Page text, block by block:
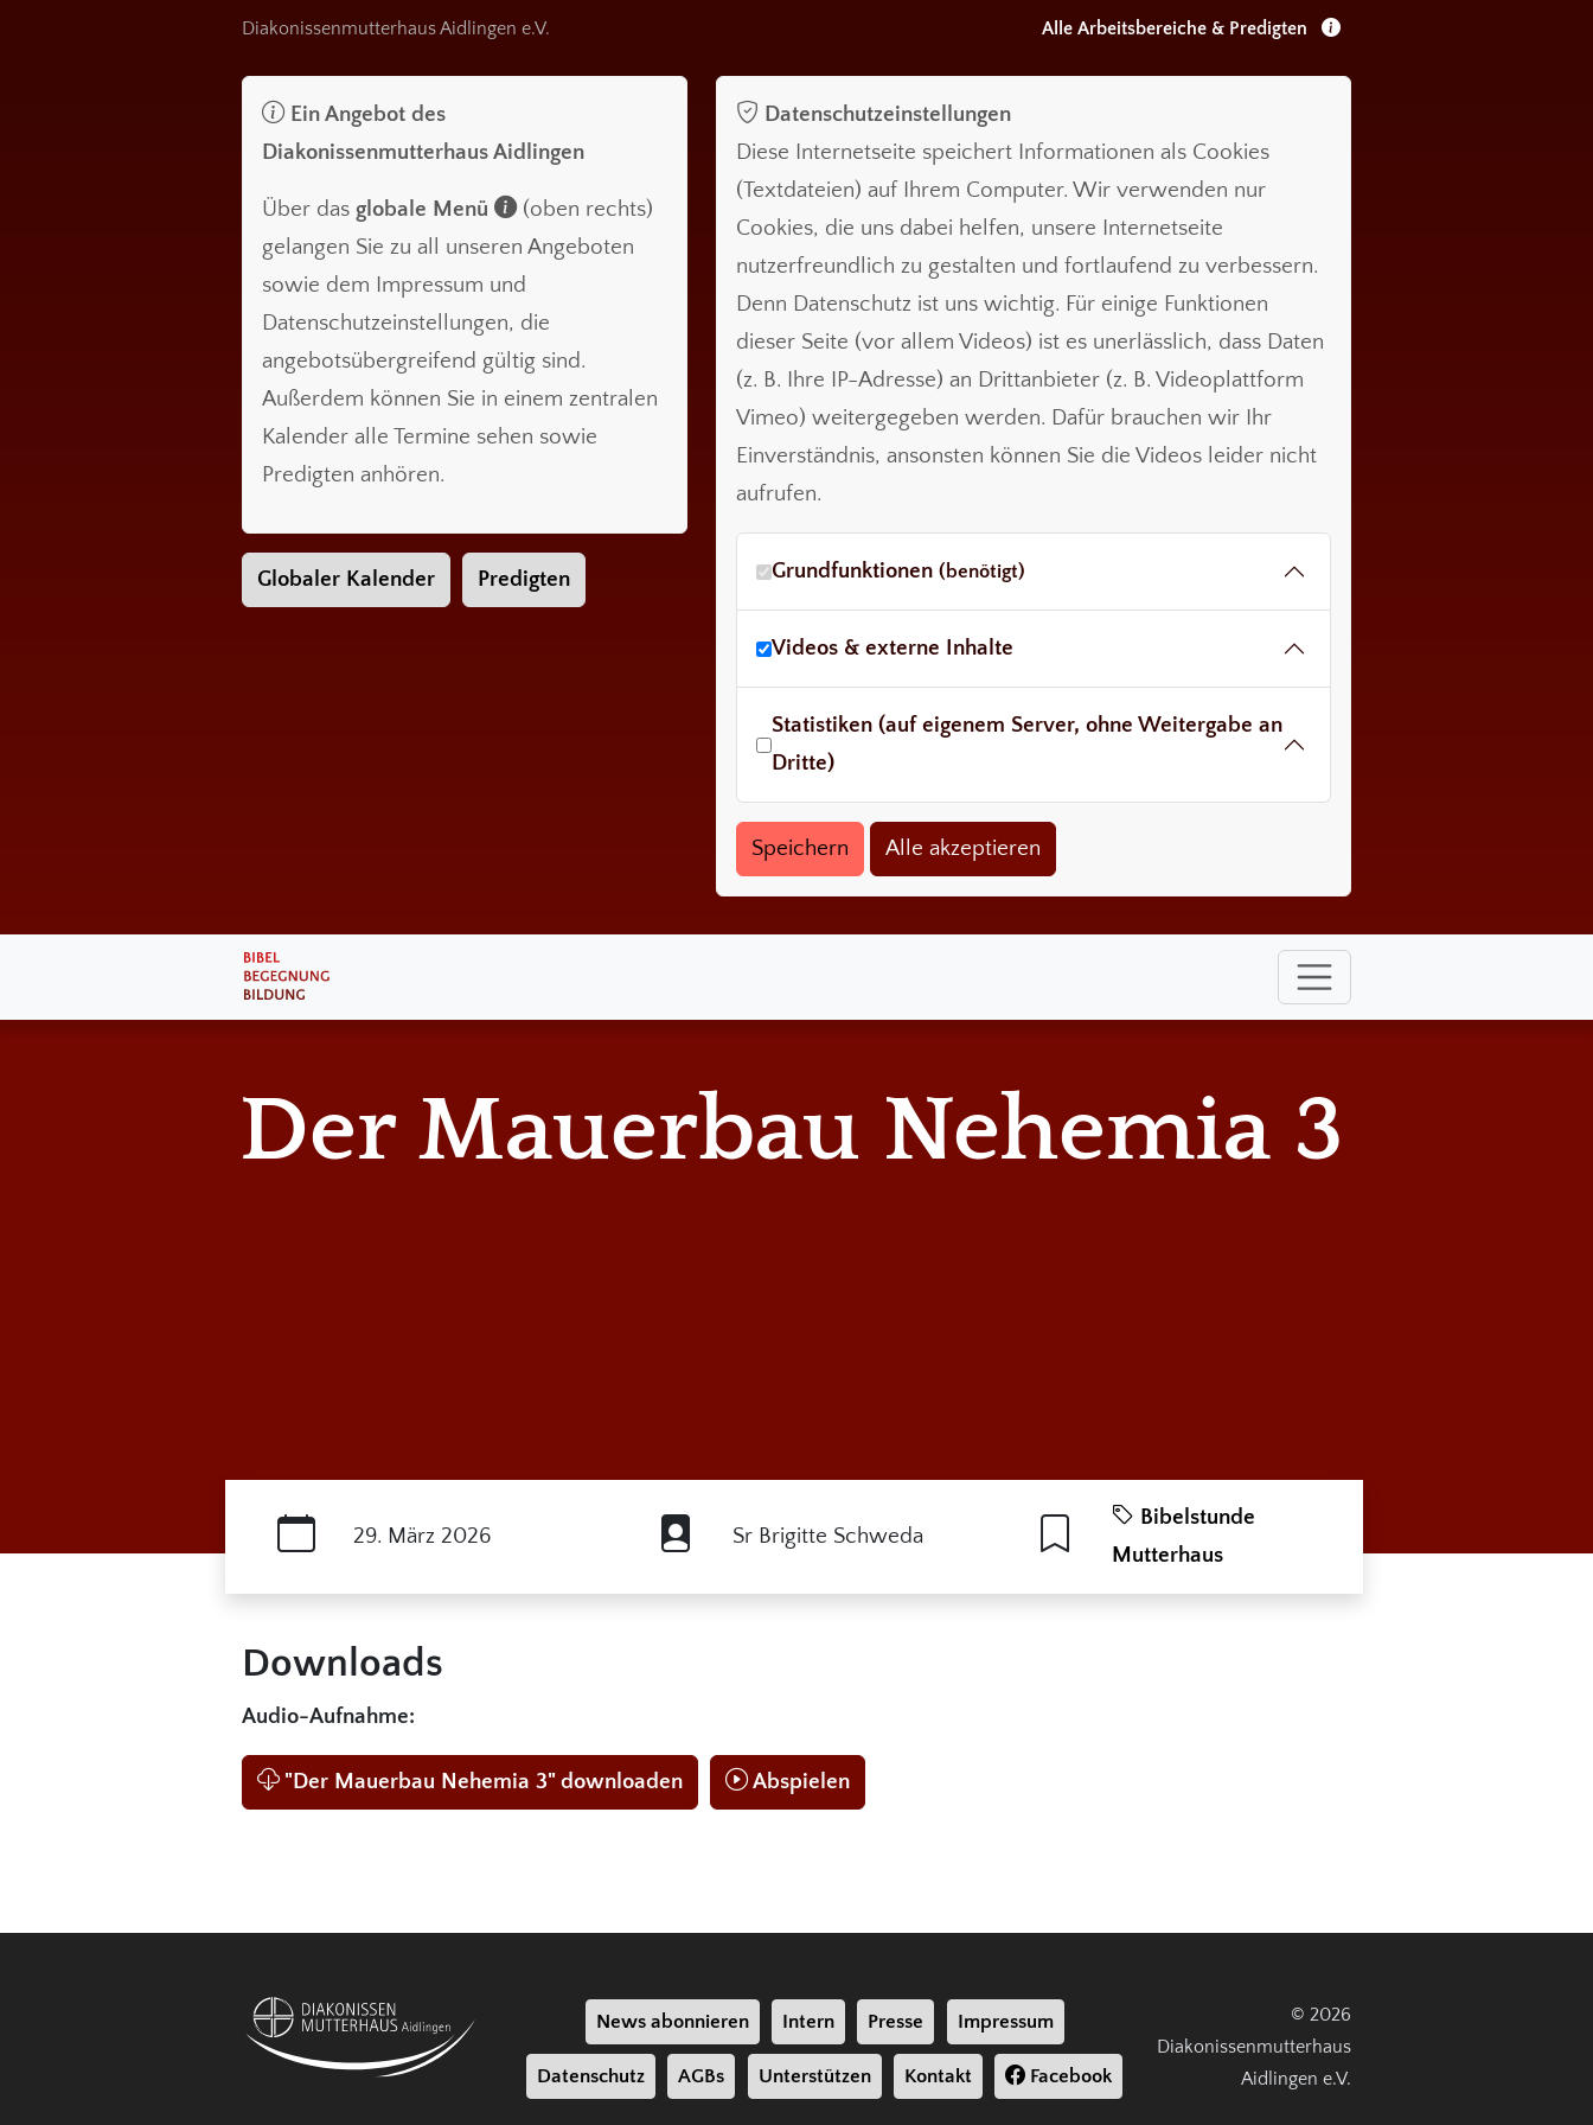
Diakonissenmutterhaus Aidlingen e.V. Alle Arbeitsbereiche & Predigten
Ein Angebot des
Diakonissenmutterhaus Aidlingen
Über das globale Menü
(oben rechts)
gelangen Sie zu all unseren Angeboten
sowie dem Impressum und
Datenschutzeinstellungen, die
angebotsübergreifend gültig sind.
Außerdem können Sie in einem zentralen
Kalender alle Termine sehen sowie
Predigten anhören.
Globaler Kalender Predigten
Datenschutzeinstellungen
Diese Internetseite speichert Informationen als Cookies
(Textdateien) auf Ihrem Computer. Wir verwenden nur
Cookies, die uns dabei helfen, unsere Internetseite
nutzerfreundlich zu gestalten und fortlaufend zu verbessern.
Denn Datenschutz ist uns wichtig. Für einige Funktionen
dieser Seite (vor allem Videos) ist es unerlässlich, dass Daten
(z. B. Ihre IP-Adresse) an Drittanbieter (z. B. Videoplattform
Vimeo) weitergegeben werden. Dafür brauchen wir Ihr
Einverständnis, ansonsten können Sie die Videos leider nicht
aufrufen.
Grundfunktionen (benötigt)
Videos & externe Inhalte
Statistiken (auf eigenem Server, ohne Weitergabe an
Dritte)
Der Mauerbau Nehemia 3
29. März 2026 Sr Brigitte Schweda
Bibelstunde
Mutterhaus
Downloads
Audio-Aufnahme:
"Der Mauerbau Nehemia 3" downloaden Abspielen
News abonnieren Intern Presse Impressum
Datenschutz AGBs Unterstützen Kontakt Facebook
© 2026
Diakonissenmutterhaus
Aidlingen e.V.